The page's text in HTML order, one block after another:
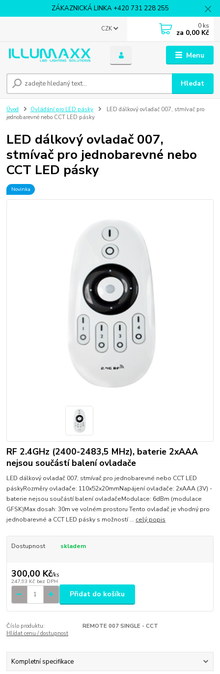
ZÁKAZNICKÁ LINKA +420 731 228 255
Menu
CZK
Hledat
0 ks
za 0,00 Kč
Úvod Ovládání pro LED pásky
LED dálkový ovladač 007, stmívač pro
jednobarevné nebo CCT LED pásky
LED dálkový ovladač 007,
stmívač pro jednobarevné nebo
CCT LED pásky
Novinka
RF 2.4GHz (2400-2483,5 MHz), baterie 2xAAA
nejsou součástí balení ovladače
LED dálkový ovladač 007, stmívač pro jednobarevné nebo CCT LED
páskyRozměry ovladače: 110x52x20mmNapájení ovladače: 2xAAA (3V) -
baterie nejsou součástí balení ovladačeModulace: 6dBm (modulace
GFSK)Max dosah: 30m ve volném prostoru Tento ovladač je vhodný pro
jednobarevné a CCT LED pásky s možností ... celý popis
Dostupnost skladem
300,00 Kč/ks
247,93 Kč bez DPH
Přidat do košíku
Číslo produktu:
REMOTE 007 SINGLE - CCT
Hlídat cenu / dostupnost
Kompletní specifikace